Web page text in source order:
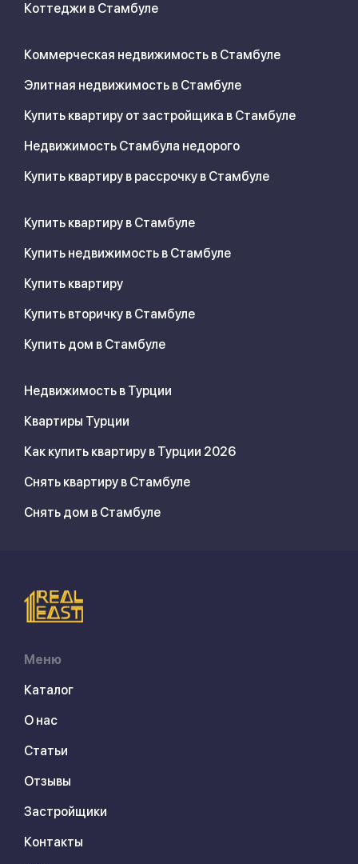
Коттеджи в Стамбуле
Коммерческая недвижимость в Стамбуле
Элитная недвижимость в Стамбуле
Купить квартиру от застройщика в Стамбуле
Недвижимость Стамбула недорого
Купить квартиру в рассрочку в Стамбуле
Купить квартиру в Стамбуле
Купить недвижимость в Стамбуле
Купить квартиру
Купить вторичку в Стамбуле
Купить дом в Стамбуле
Недвижимость в Турции
Квартиры Турции
Как купить квартиру в Турции 2026
Снять квартиру в Стамбуле
Снять дом в Стамбуле
Меню
Каталог
О нас
Статьи
Отзывы
Застройщики
Контакты